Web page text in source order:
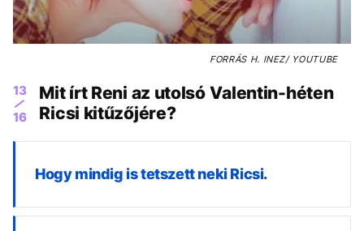
FORRÁSH. INEZ/ YOUTUBE
13
16
Mit írt Reni az utolsó Valentin-héten
Ricsi kitűzőjére?
Hogy mindig is tetszett neki Ricsi.